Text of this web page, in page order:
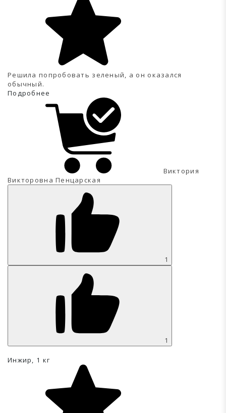
Решила попробовать зеленый, а он оказался
обычный.
Подробнее
Виктория
Викторовна Пенцарская
1
1
Инжир, 1 кг